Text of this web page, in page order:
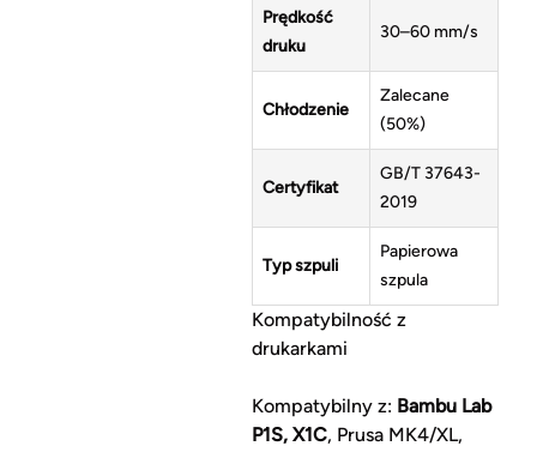
Prędkość
druku
30–60 mm/s
Chłodzenie
Zalecane
(50%)
Certyfikat
GB/T 37643-
2019
Typ szpuli
Papierowa
szpula
Kompatybilność z
drukarkami
Kompatybilny z: Bambu Lab
P1S, X1C, Prusa MK4/XL,